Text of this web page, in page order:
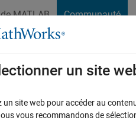
MATLAB Communauté
Exchange Cody
Parcourir
tables with
un site
un site web pour accéder au
vous recommandons de